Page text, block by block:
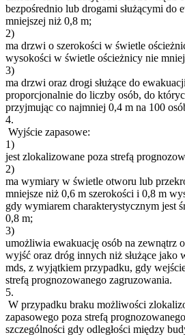
bezpośrednio lub drogami służącymi do
mniejszej niż 0,8 m;
2)
ma drzwi o szerokości w świetle
wysokości w świetle ościeżnicy nie
3)
ma drzwi oraz drogi służące do
proporcjonalnie do liczby osób, do
przyjmując co najmniej 0,4 m na 100
4.
Wyjście zapasowe:
1)
jest zlokalizowane poza strefą
2)
ma wymiary w świetle otworu lub
mniejsze niż 0,6 m szerokości i 0,8 m
gdy wymiarem charakterystycznym jest
0,8 m;
3)
umożliwia ewakuację osób na zewnątrz
wyjść oraz dróg innych niż służące jako
mds, z wyjątkiem przypadku, gdy
strefą prognozowanego zagruzowania.
5.
W przypadku braku możliwości
zapasowego poza strefą
szczególności gdy odległości między